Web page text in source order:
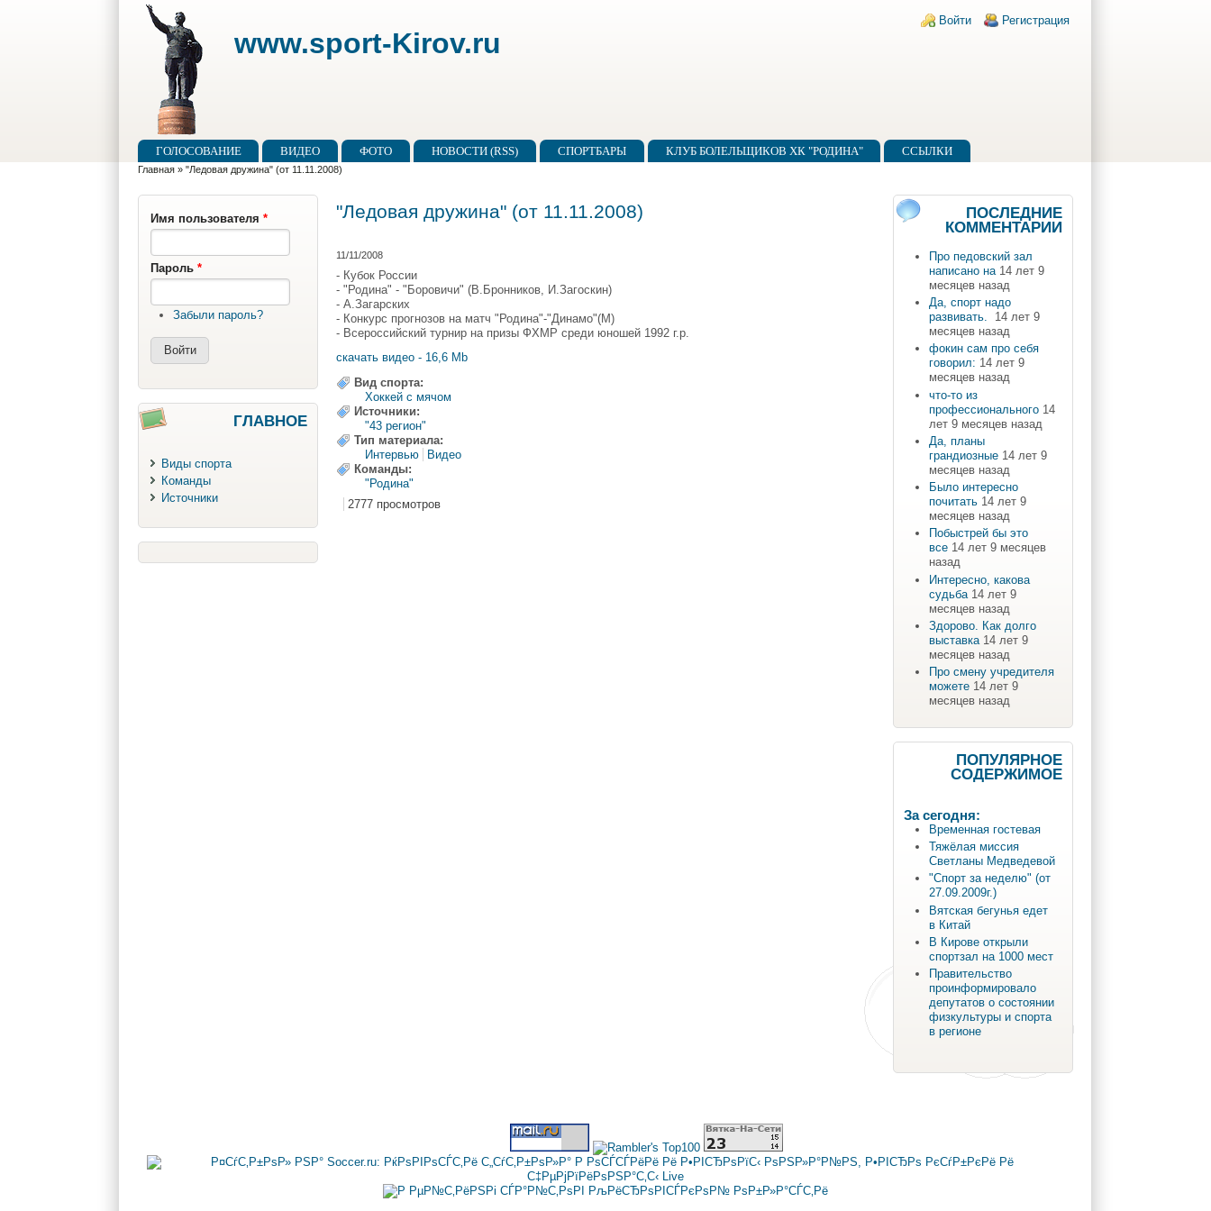
Перейти к основному содержанию
Login links
Войти Регистрация
www.sport-Kirov.ru
Главное меню
ГОЛОСОВАНИЕ ВИДЕО ФОТО НОВОСТИ (RSS) СПОРТБАРЫ КЛУБ БОЛЕЛЬЩИКОВ ХК "РОДИНА"
ССЫЛКИ
Вы здесь
Главная» "Ледовая дружина" (от 11.11.2008)
Имя пользователя*
Пароль*
Забыли пароль?
ГЛАВНОЕ
Виды спорта
Команды
Источники
"Ледовая дружина" (от 11.11.2008)
11/11/2008
- Кубок России
- "Родина" - "Боровичи" (В.Бронников, И.Загоскин)
- А.Загарских
- Конкурс прогнозов на матч "Родина"-"Динамо"(М)
- Всероссийский турнир на призы ФХМР среди юношей 1992 г.р.
скачать видео - 16,6 Mb
Вид спорта:
Хоккей с мячом
Источники:
"43 регион"
Тип материала:
Интервью
Видео
Команды:
"Родина"
2777 просмотров
ПОСЛЕДНИЕ
КОММЕНТАРИИ
Про педовский зал
написано на 14 лет 9
месяцев назад
Да, спорт надо
развивать.
14 лет 9
месяцев назад
фокин сам про себя
говорил: 14 лет 9
месяцев назад
что-то из
профессионального 14
лет 9 месяцев назад
Да, планы
грандиозные 14 лет 9
месяцев назад
Было интересно
почитать 14 лет 9
месяцев назад
Побыстрей бы это
все 14 лет 9 месяцев
назад
Интересно, какова
судьба 14 лет 9
месяцев назад
Здорово. Как долго
выставка 14 лет 9
месяцев назад
Про смену учредителя
можете 14 лет 9
месяцев назад
ПОПУЛЯРНОЕ
СОДЕРЖИМОЕ
За сегодня:
Временная гостевая
Тяжёлая миссия
Светланы Медведевой
"Спорт за неделю" (от
27.09.2009г.)
Вятская бегунья едет
в Китай
В Кирове открыли
спортзал на 1000 мест
Правительство
проинформировало
депутатов о состоянии
физкультуры и спорта
в регионе